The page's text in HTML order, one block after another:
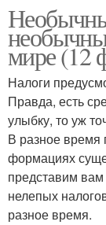
мире (12
Налоги
Правда, есть
улыбку, то уж
В разное время
формациях
представим
нелепых
разное время.